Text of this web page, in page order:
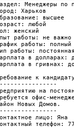
Менеджеры по
Харьков
высшее
любой
женский
работы: не важно
работы: полный
работы:
в долларах:
в гривнах:
к
на
офис-
Новых Домов.
лицо: Яна
телефон: